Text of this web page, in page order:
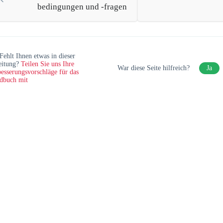
bedingungen und -fragen
Fehlt Ihnen etwas in dieser
Teilen Sie uns Ihre
für das
mit
War diese Seite hilfreich? Ja